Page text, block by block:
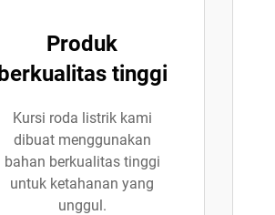
Produk
berkualitas tinggi
Kursi roda listrik kami
dibuat menggunakan
bahan berkualitas tinggi
untuk ketahanan yang
unggul.